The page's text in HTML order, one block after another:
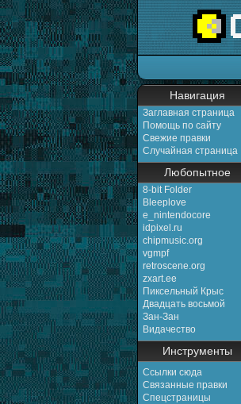
Навигация
Заглавная страница
Помощь по сайту
Свежие правки
Случайная страница
Любопытное
8-bit Folder
Bleeplove
e_nintendocore
idpixel.ru
chipmusic.org
vgmpf
retroscene.org
zxart.ee
Пиксельный Крыс
Двадцать восьмой
Зан-Зан
Видачество
Инструменты
Ссылки сюда
Связанные правки
Спецстраницы